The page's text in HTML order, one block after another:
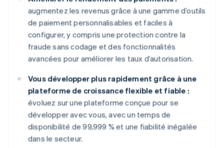
augmentez les revenus grâce à une gamme d’outils
de paiement personnalisables et faciles à
configurer, y compris une protection contre la
fraude sans codage et des fonctionnalités
avancées pour améliorer les taux d’autorisation.
Vous développer plus rapidement grâce à une
plateforme de croissance flexible et fiable :
évoluez sur une plateforme conçue pour se
développer avec vous, avec un temps de
disponibilité de 99,999 % et une fiabilité inégalée
dans le secteur.